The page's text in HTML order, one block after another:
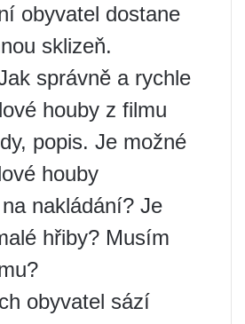
obyvatel dostane
sklizeň.
správně a rychle
houby z filmu
popis. Je možné
houby
nakládání? Je
hřiby? Musím
obyvatel sází